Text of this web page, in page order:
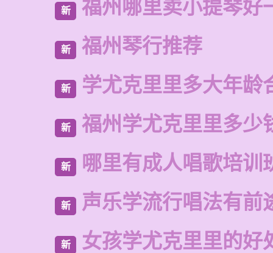
新 福州哪里卖小提琴好
新 福州琴行推荐
新 学尤克里里多大年龄
新 福州学尤克里里多少
新 哪里有成人唱歌培训
新 声乐学流行唱法有前
新 女孩学尤克里里的好